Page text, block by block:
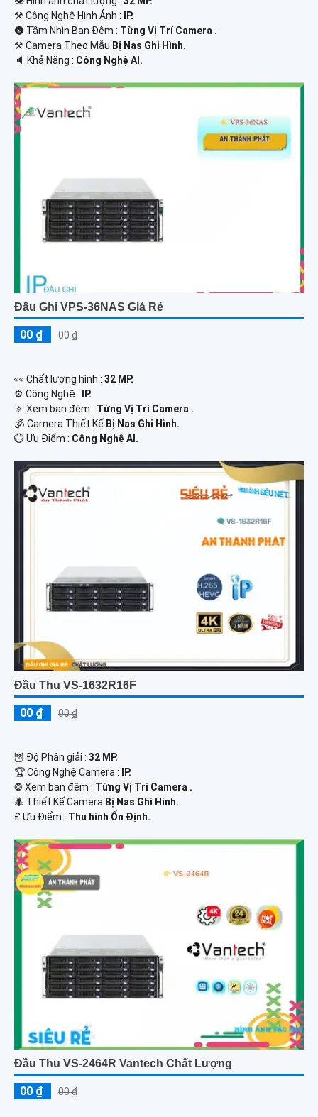
⚒ Công Nghệ Hình Ảnh :
IP.
🌚 Tầm Nhìn Ban Đêm : Từng Vị Trí Camera .
⚒ Camera Theo Mẫu Bị Nas Ghi Hình.
️🔈 Khả Năng : Công Nghệ AI.
Đầu Ghi VPS-36NAS Giá Rẻ
00 ₫ 00 ₫
️👀 Chất lượng hình : 32 MP.
⚙ Công Nghệ :
IP.
🔅 Xem ban đêm : Từng Vị Trí Camera .
🕉️ Camera Thiết Kế Bị Nas Ghi Hình.
️💮 Ưu Điểm : Công Nghệ AI.
Đầu Thu VS-1632R16F
00 ₫ 00 ₫
🦉 Độ Phân giải : 32 MP.
🏆 Công Nghệ Camera :
IP.
❂ Xem ban đêm : Từng Vị Trí Camera .
🐜 Thiết Kế Camera Bị Nas Ghi Hình.
️₤ Ưu Điểm : Thu hình Ổn Định.
Đầu Thu VS-2464R Vantech Chất Lượng
00 ₫ 00 ₫